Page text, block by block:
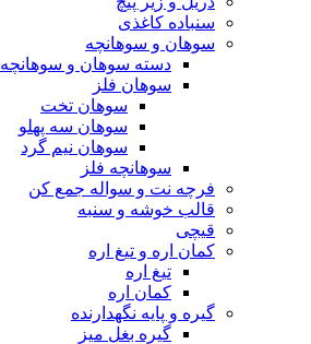
سنباده کاغذی
سوهان و سوهانچه
دسته سوهان و سوهانچه
سوهان فلز
سوهان تخت
سوهان سه پهلو
سوهان نیم گرد
سوهانچه فلز
فرچه نت و سواله جمع کن
قالب خوشه و سنبه
قیچی
کمان اره و تیغ اره
تیغ اره
کمان اره
گیره و پایه نگهدارنده
گیره بغل میز